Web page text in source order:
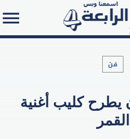
Search in the
فن
كليب أغنية
القمر